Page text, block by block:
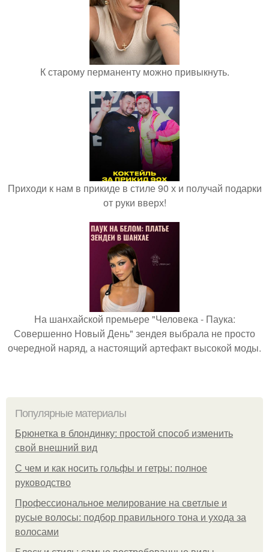
К старому перманенту можно привыкнуть.
Приходи к нам в прикиде в стиле 90 х и получай подарки
от руки вверх!
На шанхайской премьере "Человека - Паука:
Совершенно Новый День" зендея выбрала не просто
очередной наряд, а настоящий артефакт высокой моды.
Популярные материалы
Брюнетка в блондинку: простой способ изменить
свой внешний вид
С чем и как носить гольфы и гетры: полное
руководство
Профессиональное мелирование на светлые и
русые волосы: подбор правильного тона и ухода за
волосами